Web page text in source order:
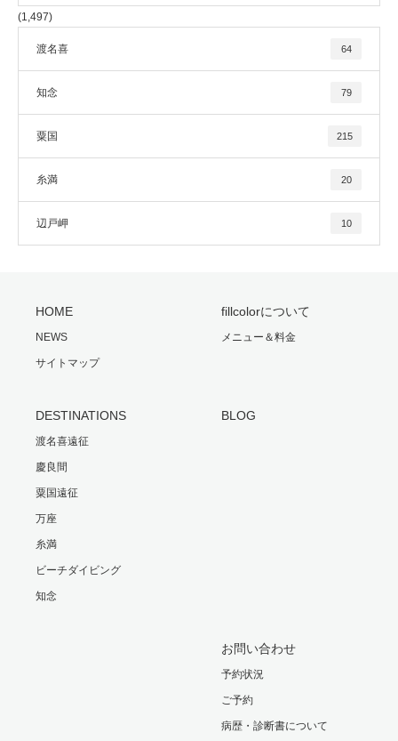
(1,497)
渡名喜 64
知念 79
粟国 215
糸満 20
辺戸岬 10
HOME
NEWS
サイトマップ
fillcolorについて
メニュー＆料金
DESTINATIONS
渡名喜遠征
慶良間
粟国遠征
万座
糸満
ビーチダイビング
知念
BLOG
お問い合わせ
予約状況
ご予約
病歴・診断書について